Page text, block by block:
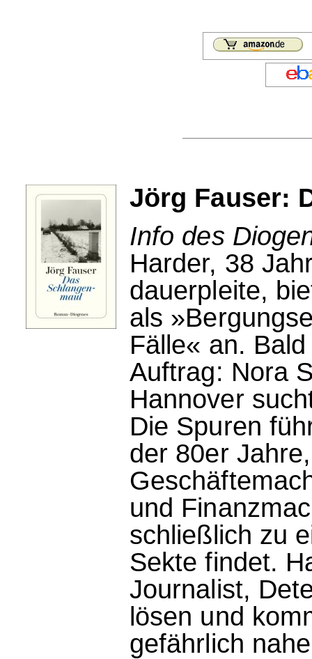
Jörg Fauser:
Info des
Harder, 38
dauerpleite,
als
Fälle« an.
Auftrag: Nora
Hannover
Die Spuren
der 80er
und
schließlich zu
Sekte findet.
Journalist,
lösen und
gefährlich